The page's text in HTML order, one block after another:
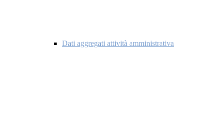
Dati aggregati attività amministrativa